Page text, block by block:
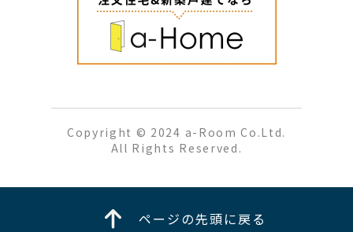
Copyright © 2024 a-Room Co.Ltd.
All Rights Reserved.
ページの先頭に戻る